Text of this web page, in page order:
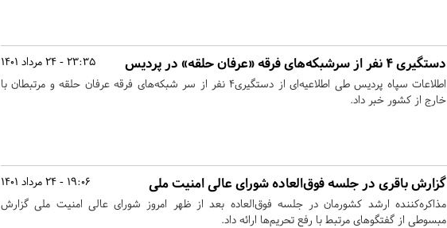
23:35 - 24 مرداد 1401 دستگیری ۴‌ نفر از سرشبکه‌های فرقه «عرفان حلقه» در پردیس
اطلاعات سپاه پردیس طی اطلاعیه‌ای از دستگیری۴‌ نفر از سر شبکه‌های فرقه عرفان حلقه و مرتبطان با
خارج از کشور خبر داد.
19:06 - 24 مرداد 1401 گزارش باقری در جلسه فوق‌العاده شورای عالی امنیت ملی
مذاکره‌کننده ارشد کشورمان در جلسه فوق‌العاده بعد از ظهر امروز شورای عالی امنیت ملی گزارش
مبسوطی از گفتگوهای مرتبط با رفع تحریم‌ها ارائه داد.